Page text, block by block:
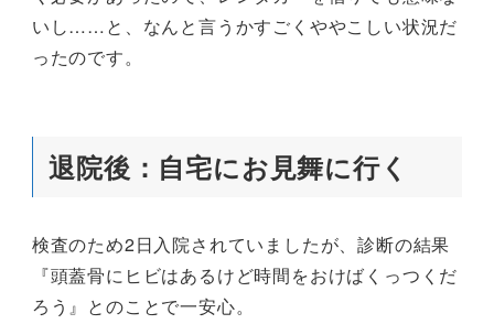
いし……と、なんと言うかすごくややこしい状況だ
ったのです。
退院後：自宅にお見舞に行く
検査のため2日入院されていましたが、診断の結果
『頭蓋骨にヒビはあるけど時間をおけばくっつくだ
ろう』とのことで一安心。